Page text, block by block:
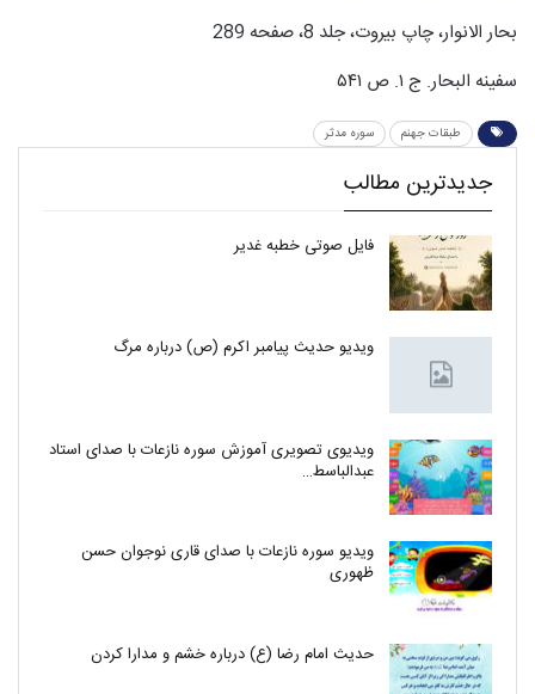
بحار الانوار، چاپ بیروت، جلد 8، صفحه 289
سفینه البحار. ج ۱. ص ۵۴۱
طبقات جهنم سوره مدثر
جدیدترین مطالب
فایل صوتی خطبه غدیر
ویدیو حدیث پیامبر اکرم (ص) درباره مرگ
ویدیوی تصویری آموزش سوره نازعات با صدای استاد
عبدالباسط…
ویدیو سوره نازعات با صدای قاری نوجوان حسن
ظهوری
حدیث امام رضا (ع) درباره خشم و مدارا کردن